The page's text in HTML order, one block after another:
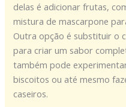
delas é adicionar frutas,
mistura de mascarpone
Outra opção é substituir o
para criar um sabor
também pode
biscoitos ou até mesmo
caseiros.